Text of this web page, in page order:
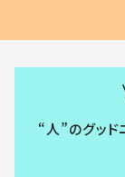
“人”のグッド